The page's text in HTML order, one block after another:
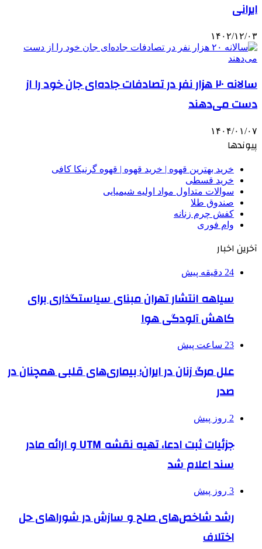
ایرانی
۱۴۰۲/۱۲/۰۳
سالانه ۲۰ هزار نفر در تصادفات جاده‌ای جان خود را از
دست می‌دهند
۱۴۰۴/۰۱/۰۷
پیوندها
خرید بهترین قهوه | خرید قهوه | قهوه گرنیکا کافی
خرید قسطی
سوالات متداول مواد اولیه شیمیایی
صندوق طلا
کفش چرم زنانه
وام فوری
آخرین اخبار
24 دقیقه پیش
سیاهه انتشار تهران مبنای سیاستگذاری برای
کاهش آلودگی هوا
23 ساعت پیش
علل مرگ زنان در ایران؛ بیماری‌های قلبی همچنان در
صدر
2 روز پیش
جزئیات ثبت ادعا، تهیه نقشه UTM و ارائه مادر
سند اعلام شد
3 روز پیش
رشد شاخص‌های صلح و سازش در شوراهای حل
اختلاف